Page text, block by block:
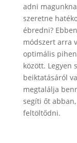
adni
szeretne
ébredni?
módszert arra
optimális
között. Legyen
beiktatásáról
megtalálja
segíti őt
feltöltődni.